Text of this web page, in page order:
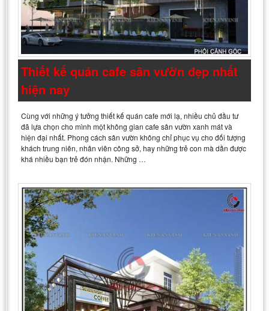
Thiết kế quán cafe sân vườn đẹp nhất
hiện nay
Cùng với những ý tưởng thiết kế quán cafe mới lạ, nhiều chủ đầu tư
đã lựa chọn cho mình một không gian cafe sân vườn xanh mát và
hiện đại nhất. Phong cách sân vườn không chỉ phục vụ cho đối tượng
khách trung niên, nhân viên công sở, hay những trẻ con mà dần được
khá nhiều bạn trẻ đón nhận. Những …